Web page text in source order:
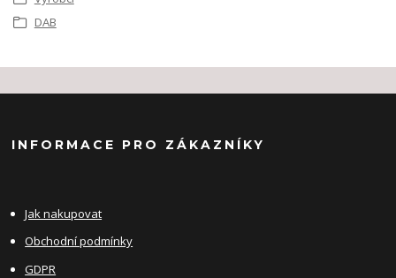
DAB
INFORMACE PRO ZÁKAZNÍKY
Jak nakupovat
Obchodní podmínky
GDPR